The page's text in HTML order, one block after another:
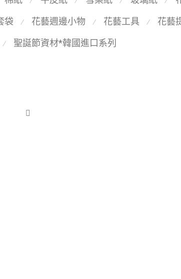
袋 ⁄ 花藝週邊小物 ⁄ 花藝工具 ⁄ 花藝
⁄ 聖誕節資材*韓國進口系列